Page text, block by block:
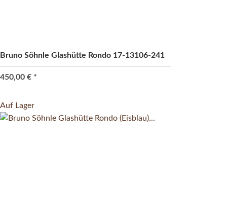
Bruno Söhnle Glashütte Rondo 17-13106-241
450,00 € *
Auf Lager